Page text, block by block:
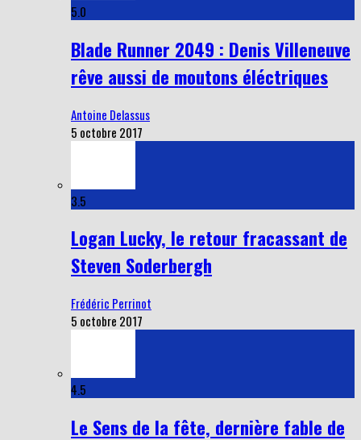
5.0
Blade Runner 2049 : Denis Villeneuve
rêve aussi de moutons éléctriques
Antoine Delassus
5 octobre 2017
3.5
Logan Lucky, le retour fracassant de
Steven Soderbergh
Frédéric Perrinot
5 octobre 2017
4.5
Le Sens de la fête, dernière fable de